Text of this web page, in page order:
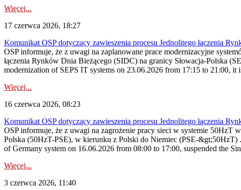
Więcej...
17 czerwca 2026, 18:27
Komunikat OSP dotyczący zawieszenia procesu Jednolitego łączenia
OSP informuje, że z uwagi na zaplanowane prace modernizacyjne
łączenia Rynków Dnia Bieżącego (SIDC) na granicy Słowacja-Polska
modernization of SEPS IT systems on 23.06.2026 from 17:15 to 21:00, it
Więcej...
16 czerwca 2026, 08:23
Komunikat OSP dotyczący zawieszenia procesu Jednolitego łączenia
OSP informuje, że z uwagi na zagrożenie pracy sieci w systemie 50HzT
Polska (50HzT-PSE), w kierunku z Polski do Niemiec (PSE-&gt;50HzT)
of Germany system on 16.06.2026 from 08:00 to 17:00, suspended the
Więcej...
3 czerwca 2026, 11:40